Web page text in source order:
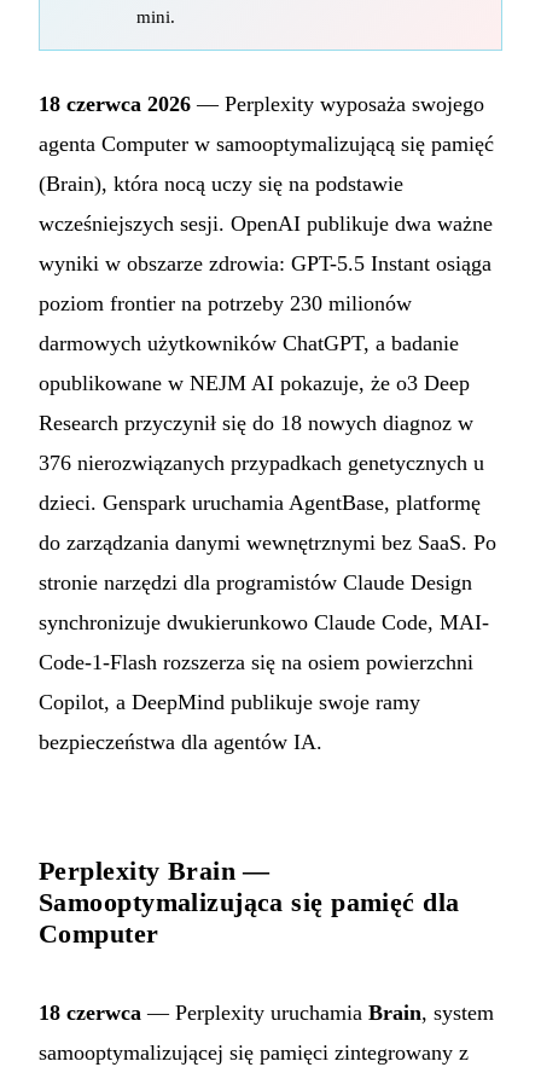
mini.
18 czerwca 2026 — Perplexity wyposaża swojego
agenta Computer w samooptymalizującą się pamięć
(Brain), która nocą uczy się na podstawie
wcześniejszych sesji. OpenAI publikuje dwa ważne
wyniki w obszarze zdrowia: GPT-5.5 Instant osiąga
poziom frontier na potrzeby 230 milionów
darmowych użytkowników ChatGPT, a badanie
opublikowane w NEJM AI pokazuje, że o3 Deep
Research przyczynił się do 18 nowych diagnoz w
376 nierozwiązanych przypadkach genetycznych u
dzieci. Genspark uruchamia AgentBase, platformę
do zarządzania danymi wewnętrznymi bez SaaS. Po
stronie narzędzi dla programistów Claude Design
synchronizuje dwukierunkowo Claude Code, MAI-
Code-1-Flash rozszerza się na osiem powierzchni
Copilot, a DeepMind publikuje swoje ramy
bezpieczeństwa dla agentów IA.
Perplexity Brain —
Samooptymalizująca się pamięć dla
Computer
18 czerwca — Perplexity uruchamia Brain, system
samooptymalizującej się pamięci zintegrowany z